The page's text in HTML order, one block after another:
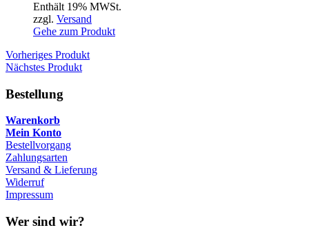
Enthält 19% MWSt.
zzgl. Versand
Gehe zum Produkt
Vorheriges Produkt
Nächstes Produkt
Bestellung
Warenkorb
Mein Konto
Bestellvorgang
Zahlungsarten
Versand & Lieferung
Widerruf
Impressum
Wer sind wir?